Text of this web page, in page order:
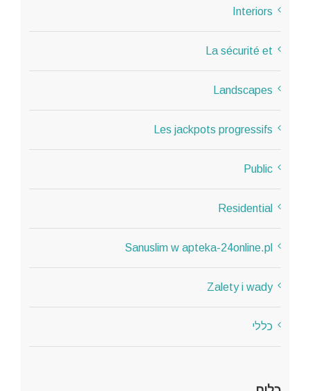
Interiors
La sécurité et
Landscapes
Les jackpots progressifs
Public
Residential
Sanuslim w apteka-24online.pl
Zalety i wady
כללי